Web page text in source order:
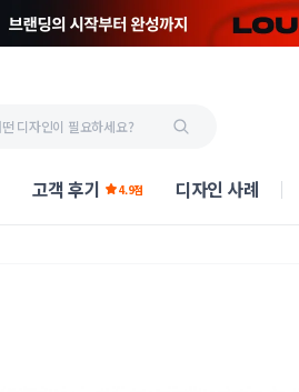
고객 후기 4.9점 디자인 사례